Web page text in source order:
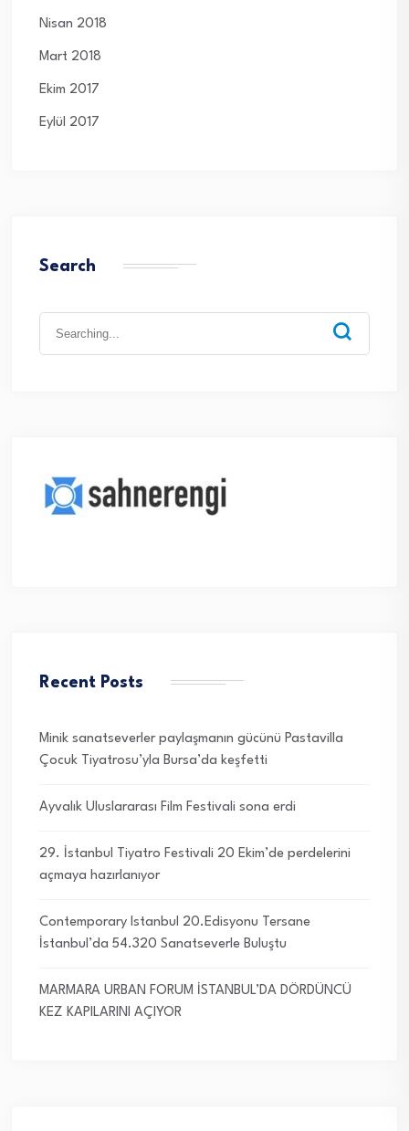
Nisan 2018
Mart 2018
Ekim 2017
Eylül 2017
Search
Recent Posts
Minik sanatseverler paylaşmanın gücünü Pastavilla
Çocuk Tiyatrosu’yla Bursa’da keşfetti
Ayvalık Uluslararası Film Festivali sona erdi
29. İstanbul Tiyatro Festivali 20 Ekim’de perdelerini
açmaya hazırlanıyor
Contemporary Istanbul 20.Edisyonu Tersane
İstanbul’da 54.320 Sanatseverle Buluştu
MARMARA URBAN FORUM İSTANBUL’DA DÖRDÜNCÜ
KEZ KAPILARINI AÇIYOR